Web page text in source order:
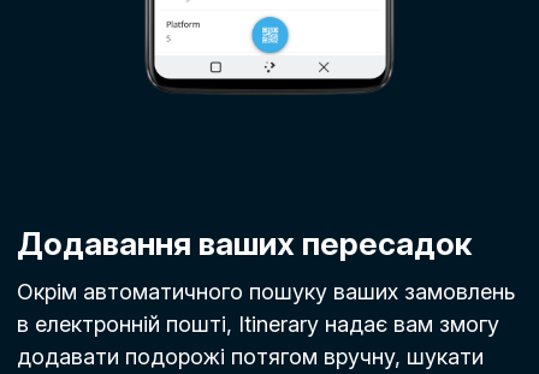
Додавання ваших пересадок
Окрім автоматичного пошуку ваших замовлень
в електронній пошті, Itinerary надає вам змогу
додавати подорожі потягом вручну, шукати